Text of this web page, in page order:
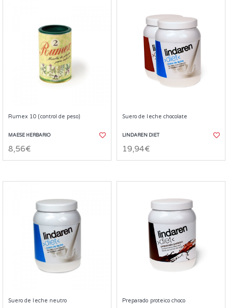
Rumex 10 (control de peso)
MAESE HERBARIO
8,56€
Suero de leche chocolate
LINDAREN DIET
19,94€
Suero de leche neutro Preparado proteico choco